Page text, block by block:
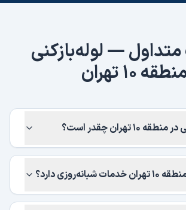
— لوله‌بازکنی
۱۰ تهران
تهران چقدر است؟
دارد؟